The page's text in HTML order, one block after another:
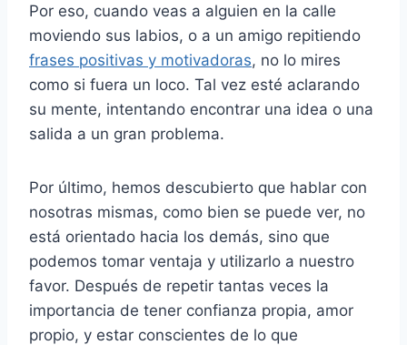
Por eso, cuando veas a alguien en la calle
moviendo sus labios, o a un amigo repitiendo
frases positivas y motivadoras, no lo mires
como si fuera un loco. Tal vez esté aclarando
su mente, intentando encontrar una idea o una
salida a un gran problema.
Por último, hemos descubierto que hablar con
nosotras mismas, como bien se puede ver, no
está orientado hacia los demás, sino que
podemos tomar ventaja y utilizarlo a nuestro
favor. Después de repetir tantas veces la
importancia de tener confianza propia, amor
propio, y estar conscientes de lo que